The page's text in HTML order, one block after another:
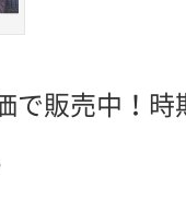
で販売中！